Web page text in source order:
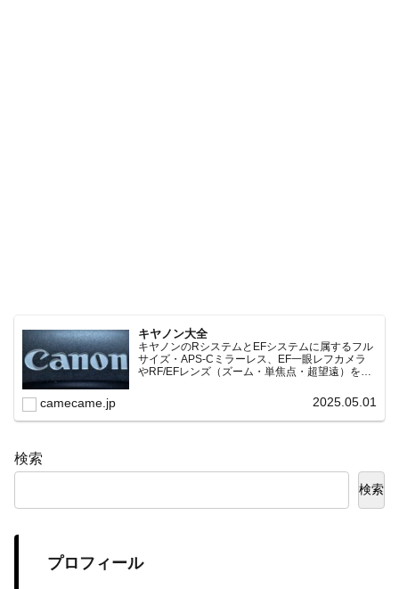
キヤノン大全
キヤノンのRシステムとEFシステムに属するフル
サイズ・APS-Cミラーレス、EF一眼レフカメラ
やRF/EFレンズ（ズーム・単焦点・超望遠）をカ
常に機種の内部リンク設計で回遊性向上と快適表
camecame.jp 2025.05.01
検索
検索
プロフィール